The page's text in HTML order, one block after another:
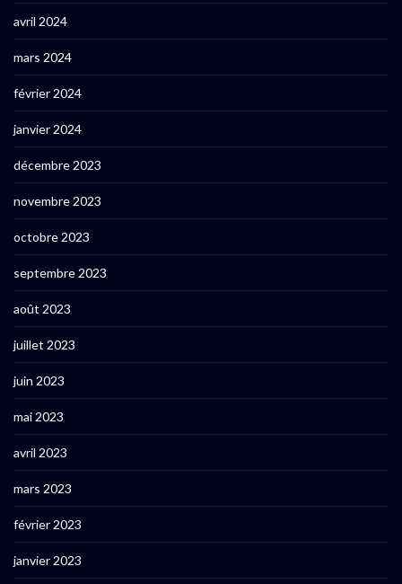
avril 2024
mars 2024
février 2024
janvier 2024
décembre 2023
novembre 2023
octobre 2023
septembre 2023
août 2023
juillet 2023
juin 2023
mai 2023
avril 2023
mars 2023
février 2023
janvier 2023